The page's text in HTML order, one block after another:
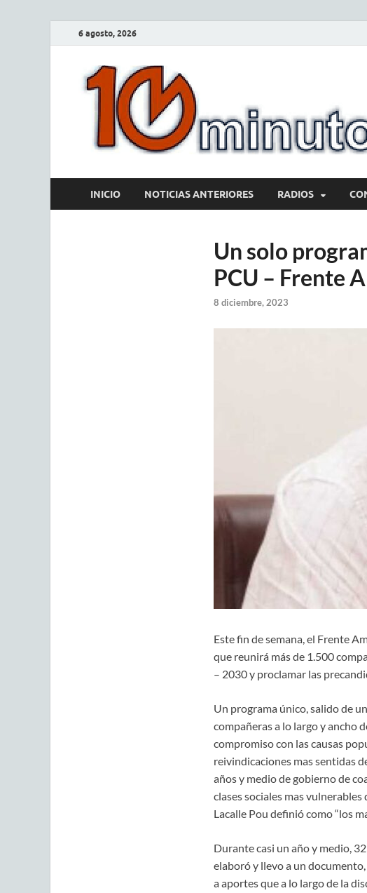
6 agosto, 2026
INICIO NOTICIAS ANTERIORES RADIOS
Un solo
PCU – Frente
8 diciembre, 2023
Este fin de semana, el Frente
que reunirá más de 1.500
– 2030 y proclamar las
Un programa único, salido de
compañeras a lo largo y ancho
compromiso con las causas
reivindicaciones mas sentidas
años y medio de gobierno de
clases sociales mas
Lacalle Pou definió como “los
Durante casi un año y medio,
elaboró y llevo a un
a aportes que a lo largo de la